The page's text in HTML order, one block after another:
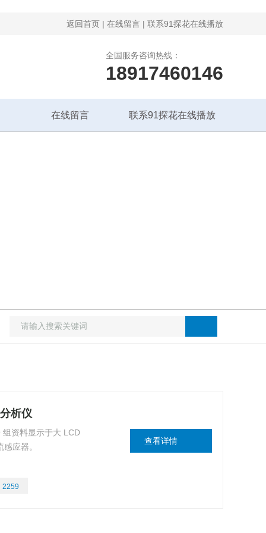
返回首页 | 在线留言 | 联系91探花在线播放
全国服务咨询热线：
18917460146
在线留言 联系91探花在线播放
析仪
资料显示于大 LCD
。
2259
查看详情